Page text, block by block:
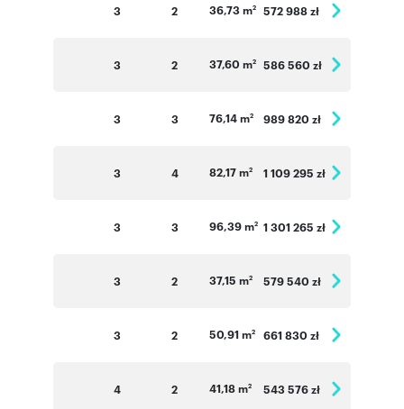
3 2 36,73 m2 572 988 zł
3 2 37,60 m2 586 560 zł
3 3 76,14 m2 989 820 zł
3 4 82,17 m2 1 109 295 zł
3 3 96,39 m2 1 301 265 zł
3 2 37,15 m2 579 540 zł
3 2 50,91 m2 661 830 zł
4 2 41,18 m2 543 576 zł